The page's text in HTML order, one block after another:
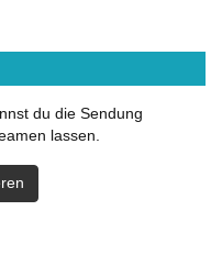
du die Sendung
lassen.